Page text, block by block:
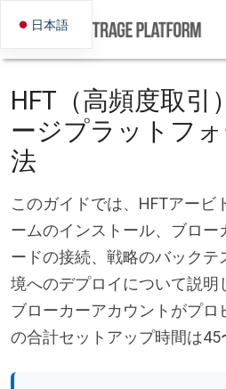
HFT（高頻度取引
ージプラットフ
法
このガイドでは、HFTアービ
ームのインストール、ブロー
ードの接続、戦略のバックテ
境へのデプロイについて説明
ブローカーアカウントがプロ
の合計セットアップ時間は45
日本語